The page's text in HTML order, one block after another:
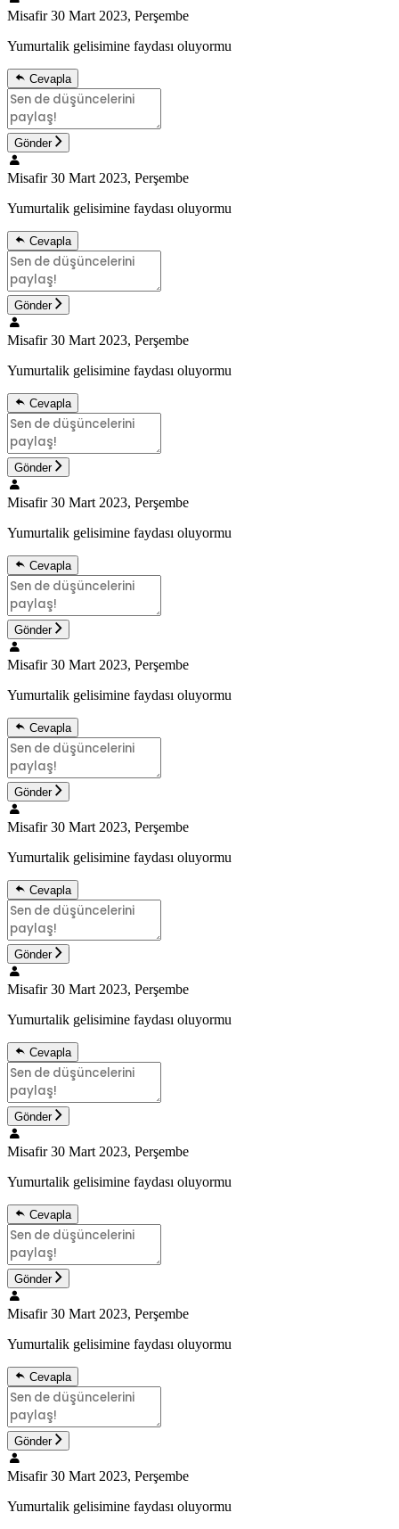
Misafir 30 Mart 2023, Perşembe
Yumurtalik gelisimine faydası oluyormu
Cevapla
Gönder
Misafir 30 Mart 2023, Perşembe
Yumurtalik gelisimine faydası oluyormu
Cevapla
Gönder
Misafir 30 Mart 2023, Perşembe
Yumurtalik gelisimine faydası oluyormu
Cevapla
Gönder
Misafir 30 Mart 2023, Perşembe
Yumurtalik gelisimine faydası oluyormu
Cevapla
Gönder
Misafir 30 Mart 2023, Perşembe
Yumurtalik gelisimine faydası oluyormu
Cevapla
Gönder
Misafir 30 Mart 2023, Perşembe
Yumurtalik gelisimine faydası oluyormu
Cevapla
Gönder
Misafir 30 Mart 2023, Perşembe
Yumurtalik gelisimine faydası oluyormu
Cevapla
Gönder
Misafir 30 Mart 2023, Perşembe
Yumurtalik gelisimine faydası oluyormu
Cevapla
Gönder
Misafir 30 Mart 2023, Perşembe
Yumurtalik gelisimine faydası oluyormu
Cevapla
Gönder
Misafir 30 Mart 2023, Perşembe
Yumurtalik gelisimine faydası oluyormu